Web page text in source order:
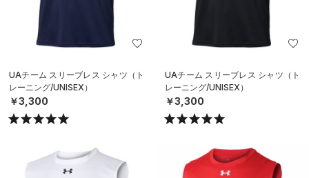
UAチーム スリーブレス シャツ（ト
レーニング/UNISEX）
￥3,300
UAチーム スリーブレス シャツ（ト
レーニング/UNISEX）
￥3,300